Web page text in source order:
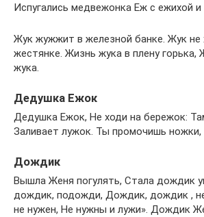
Испугались медвежонка Еж с ежихой и
Жук жужжит в железной банке. Жук не
жестянке. Жизнь жука в плену горька,
жука.
Дедушка Ежок
Дедушка Ежок, Не ходи на бережок:
Заливает лужок. Ты промочишь
Дождик
Вышла Женя погулять, Стала дождик
дождик, подожди, Дождик, дождик ,
не нужен, Не нужны и лужи». Дождик